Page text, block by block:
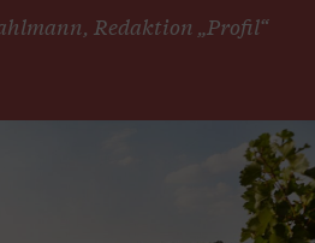
Redaktion „Profil“